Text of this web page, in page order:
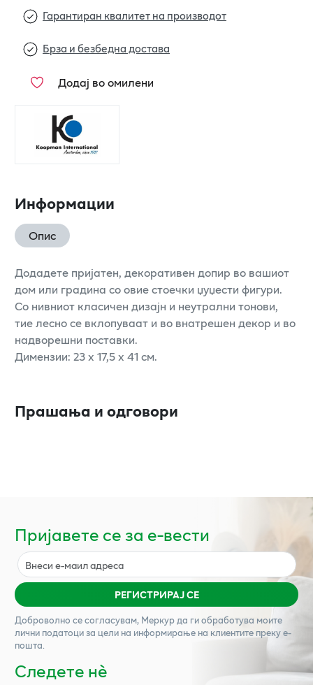
Гарантиран квалитет на производот
Брза и безбедна достава
Додај во омилени
Информации
Опис
Додадете пријатен, декоративен допир во вашиот
дом или градина со овие стоечки џуџести фигури.
Со нивниот класичен дизајн и неутрални тонови,
тие лесно се вклопуваат и во внатрешен декор и во
надворешни поставки.
Димензии: 23 x 17,5 x 41 см.
Прашања и одговори
Пријавете се за е-вести
РЕГИСТРИРАЈ СЕ
Доброволно се согласувам, Меркурда ги обработува моите
лични податоци за цели на информирање на клиентите преку е-
пошта.
Следете нѐ